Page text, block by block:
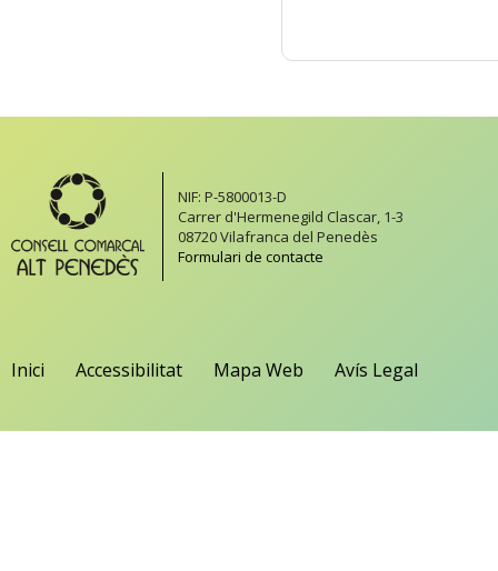
NIF: P-5800013-D
Carrer d'Hermenegild Clascar, 1-3
08720 Vilafranca del Penedès
Formulari de contacte
Inici Accessibilitat Mapa Web Avís Legal